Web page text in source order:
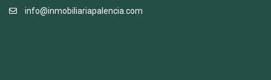
info@inmobiliariapalencia.com